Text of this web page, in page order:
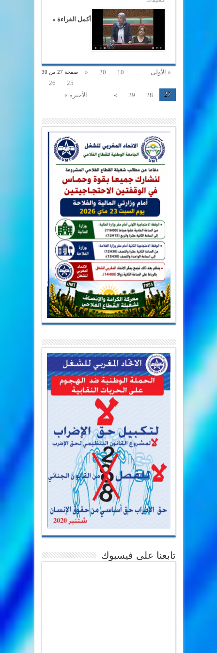
الزهراء
اليحياوي
للوزير
الصمدي
:
تبريراتكم
واهية
أكمل القراءة »
صفحة 27 من 30 « الأولى ...
10
20
«
25
26
27
28
29
»
... الأخيرة »
تابعنا على فيسبوك